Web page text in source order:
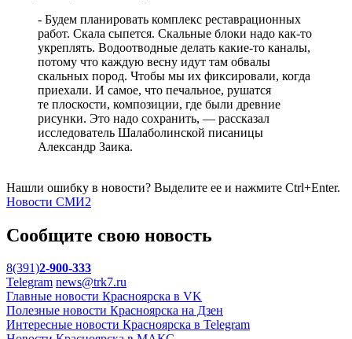
- Будем планировать комплекс реставрационных
работ. Скала сыпется. Скальные блоки надо как-то
укреплять. Водоотводные делать какие-то каналы,
потому что каждую весну идут там обвалы
скальных пород. Чтобы мы их фиксировали, когда
приехали. И самое, что печальное, рушатся
те плоскости, композиции, где были древние
рисунки. Это надо сохранить, — рассказал
исследователь Шалаболинской писаницы
Александр Заика.
Нашли ошибку в новости? Выделите ее и нажмите Ctrl+Enter.
Новости СМИ2
Сообщите свою новость
8(391)2-900-333
Telegram news@trk7.ru
Главные новости Красноярска в VK
Полезные новости Красноярска на Дзен
Интересные новости Красноярска в Telegram